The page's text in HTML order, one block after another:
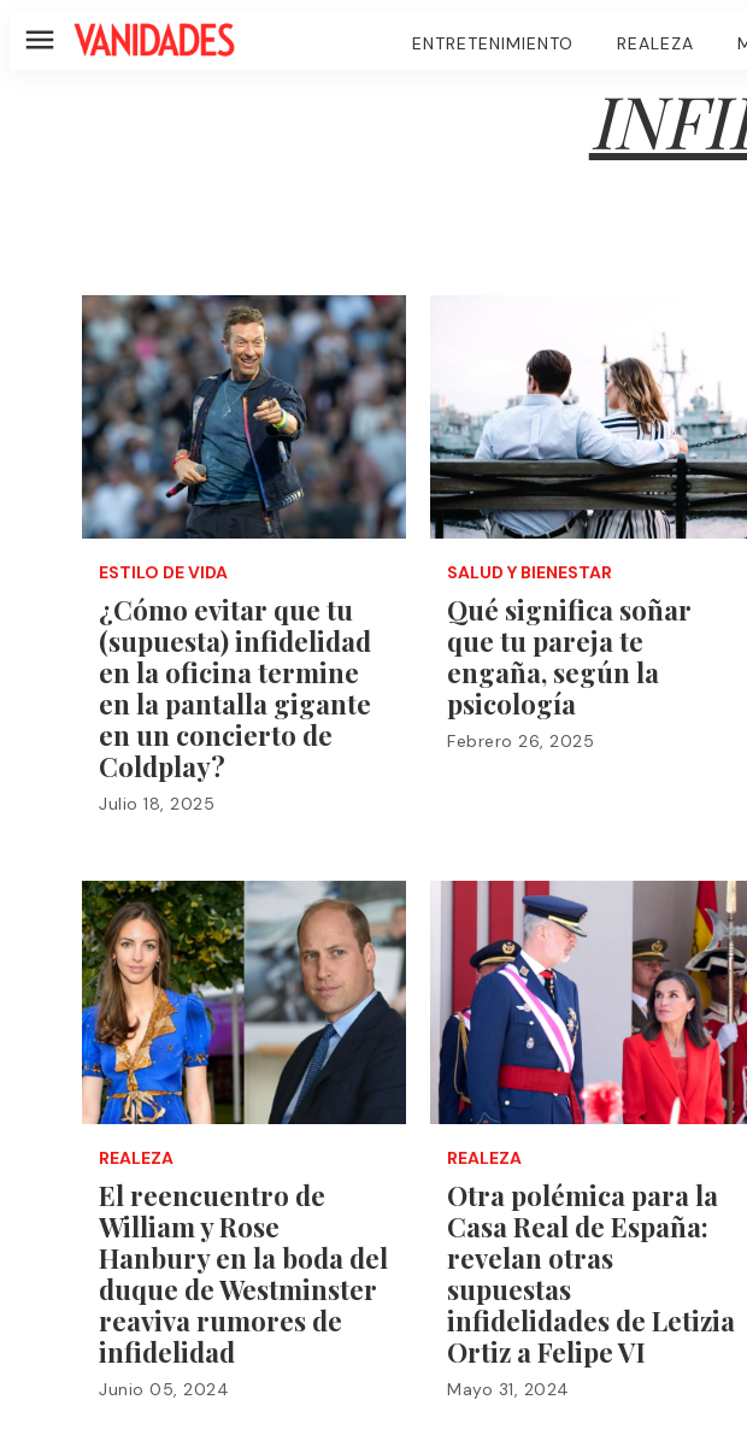
Menú ENTRETENIMIENTO REALEZA
ESTILO DE VIDA
¿Cómo evitar que tu
(supuesta) infidelidad
en la oficina termine
en la pantalla gigante
en un concierto de
Coldplay?
Julio 18, 2025
SALUD Y BIENESTAR
Qué significa soñar
que tu pareja te
engaña, según la
psicología
Febrero 26, 2025
REALEZA
El reencuentro de
William y Rose
Hanbury en la boda del
duque de Westminster
reaviva rumores de
infidelidad
Junio 05, 2024
REALEZA
Otra polémica para la
Casa Real de España:
revelan otras
supuestas
infidelidades de Letizia
Ortiz a Felipe VI
Mayo 31, 2024